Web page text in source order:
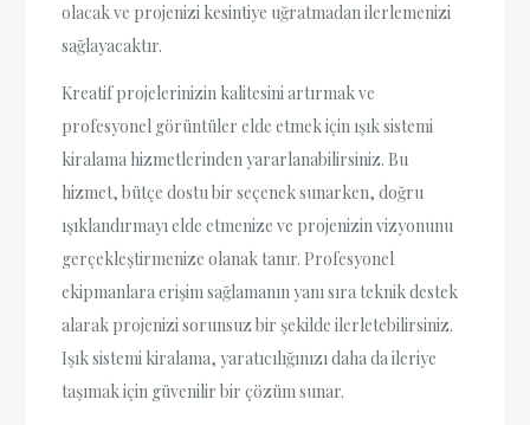
olacak ve projenizi kesintiye uğratmadan ilerlemenizi
sağlayacaktır.
Kreatif projelerinizin kalitesini artırmak ve
profesyonel görüntüler elde etmek için ışık sistemi
kiralama hizmetlerinden yararlanabilirsiniz. Bu
hizmet, bütçe dostu bir seçenek sunarken, doğru
ışıklandırmayı elde etmenize ve projenizin vizyonunu
gerçekleştirmenize olanak tanır. Profesyonel
ekipmanlara erişim sağlamanın yanı sıra teknik destek
alarak projenizi sorunsuz bir şekilde ilerletebilirsiniz.
Işık sistemi kiralama, yaratıcılığınızı daha da ileriye
taşımak için güvenilir bir çözüm sunar.